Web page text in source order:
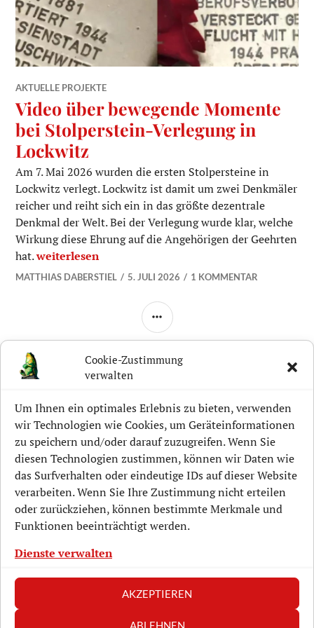
Cookie-Zustimmung
verwalten
Um Ihnen ein optimales Erlebnis zu bieten, verwenden
wir Technologien wie Cookies, um Geräteinformationen
zu speichern und/oder darauf zuzugreifen. Wenn Sie
diesen Technologien zustimmen, können wir Daten wie
das Surfverhalten oder eindeutige IDs auf dieser Website
verarbeiten. Wenn Sie Ihre Zustimmung nicht erteilen
oder zurückziehen, können bestimmte Merkmale und
Funktionen beeinträchtigt werden.
Dienste verwalten
AKZEPTIEREN
ABLEHNEN
AKTUELLE PROJEKTE
Video über bewegende Momente
bei Stolperstein-Verlegung in
Lockwitz
Am 7. Mai 2026 wurden die ersten Stolpersteine in
Lockwitz verlegt. Lockwitz ist damit um zwei Denkmäler
reicher und reiht sich ein in das größte dezentrale
Denkmal der Welt. Bei der Verlegung wurde klar, welche
Wirkung diese Ehrung auf die Angehörigen der Geehrten
hat.Video über bewegende Momente bei Stolperstein-
weiterlesen
MATTHIAS DABERSTIEL 5. JULI 2026 1 KOMMENTAR
SEITENLEISTE
Lockwitz-Geschichte
Mitmachen
Unterstützen
Veranstaltungen
Verein